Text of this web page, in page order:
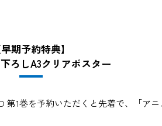
早期予約特典】
ろしA3クリアポスター
第1巻を予約いただくと先着で、「ア